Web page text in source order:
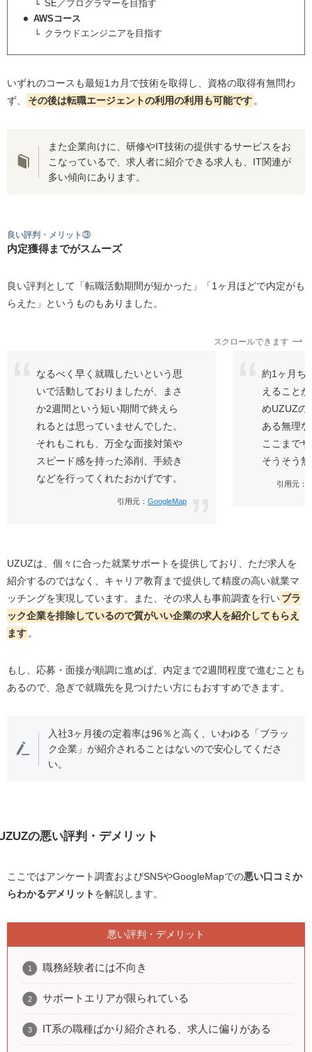
SE／プログラマーを目指す
AWSコース
クラウドエンジニアを目指す
いずれのコースも最短1カ月で技術を取得し、資格の取得有無問わ
ず、
その後は転職エージェントの利用の利用も可能です。
また企業向けに、研修やIT技術の提供するサービスをお
こなっているで、求人者に紹介できる求人も、IT関連が
多い傾向にあります。
良い評判・メリット③
内定獲得までがスムーズ
良い評判として「転職活動期間が短かった」「1ヶ月ほどで内定がも
らえた」というものもありました。
スクロールできます
なるべく早く就職したいという思
いで活動しておりましたが、まさ
か2週間という短い期間で終えら
れるとは思っていませんでした。
それもこれも、万全な面接対策や
スピード感を持った添削、手続き
などを行ってくれたおかげです。
引用元： GoogleMap
約1ヶ月ち
えること
めUZUZの
ある無理
ここまで
そうそう
引用元：
UZUZは、個々に合った就業サポートを提供しており、ただ求人を
紹介するのではなく、キャリア教育まで提供して精度の高い就業マ
ッチングを実現しています。また、その求人も事前調査を行いブラ
ック企業を排除しているので質がいい企業の求人を紹介してもらえ
ます。
もし、応募・面接が順調に進めば、内定まで2週間程度で進むことも
あるので、急ぎで就職先を見つけたい方にもおすすめできます。
入社3ヶ月後の定着率は96％と高く、いわゆる「ブラッ
ク企業」が紹介されることはないので安心してくださ
い。
の悪い評判・デメリット
ここではアンケート調査およびSNSやGoogleMapでの悪い口コミか
らわかるデメリットを解説します。
悪い評判・デメリット
職務経験者には不向き
サポートエリアが限られている
IT系の職種ばかり紹介される、求人に偏りがある